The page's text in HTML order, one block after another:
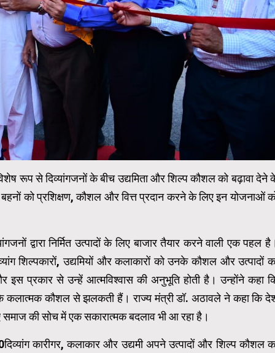
रूप से दिव्यांगजनों के बीच उद्यमिता और शिल्प कौशल को बढ़ावा देने
बहनों को प्रशिक्षण, कौशल और वित्त प्रदान करने के लिए इन योजनाओं
द्वारा निर्मित उत्पादों के लिए बाजार तैयार करने वाली एक पहल
शिल्पकारों, उद्यमियों और कलाकारों को उनके कौशल और उत्पादों
प्रकार से उन्हें आत्मविश्वास की अनुभूति होती है। उन्होंने कहा
कलात्मक कौशल से झलकती हैं। राज्य मंत्री डॉ. अठावले ने कहा कि
की सोच में एक सकारात्मक बदलाव भी आ रहा है।
कारीगर, कलाकार और उद्यमी अपने उत्पादों और शिल्प कौशल